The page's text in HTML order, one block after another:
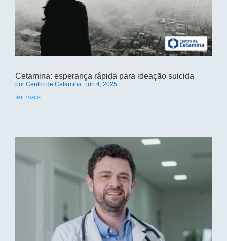
Cetamina: esperança rápida para ideação suicida
por Centro de Cetamina jun 4, 2025
ler mais